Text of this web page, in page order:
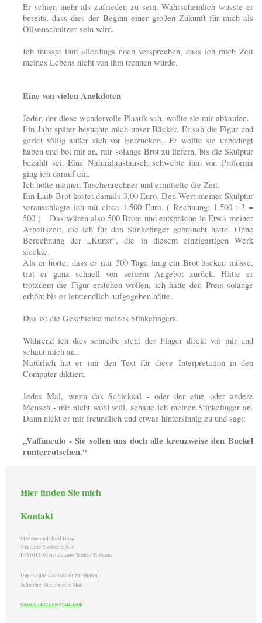
Er schien mehr als zufrieden zu sein. Wahrscheinlich wusste er
bereits, dass dies der Beginn einer großen Zukunft für mich als
Olivenschnitzer sein wird.
Ich musste ihm allerdings noch versprechen, dass ich mich Zeit
meines Lebens nicht von ihm trennen würde.
Eine von vielen Anekdoten
Jeder, der diese wundervolle Plastik sah, wollte sie mir abkaufen.
Ein Jahr später besuchte mich unser Bäcker. Er sah die Figur und
geriet völlig außer sich vor Entzücken.. Er wollte sie unbedingt
haben und bot mir an, mir solange Brot zu liefern, bis die Skulptur
bezahlt sei. Eine Naturalaustausch schwebte ihm vor. Proforma
ging ich darauf ein.
Ich holte meinen Taschenrechner und ermittelte die Zeit.
Ein Laib Brot kostet damals 3,00 Euro. Den Wert meiner Skulptur
veranschlagte ich mit circa 1.500 Euro. ( Rechnung: 1.500 : 3 =
500 ) Das wären also 500 Brote und entspräche in Etwa meiner
Arbeitszeit, die ich für den Stinkefinger gebraucht hatte. Ohne
Berechnung der „Kunst“, die in diesem einzigartigen Werk
steckte.
Als er hörte, dass er mir 500 Tage lang ein Brot backen müsse,
trat er ganz schnell von seinem Angebot zurück. Hätte er
trotzdem die Figur erstehen wollen, ich hätte den Preis solange
erhöht bis er letztendlich aufgegeben hätte.
Das ist die Geschichte meines Stinkefingers.
Während ich dies schreibe steht der Finger direkt vor mir und
schaut mich an..
Natürlich hat er mir den Text für diese Interpretation in den
Computer diktiert.
Jedes Mal, wenn das Schicksal - oder der eine oder andere
Mensch - mir nicht wohl will, schaue ich meinen Stinkefinger an.
Dann nickt er mir freundlich und etwas hintersinnig zu und sagt:
„Vaffanculo - Sie sollen uns doch alle kreuzweise den Buckel
runterrutschen.“
Hier finden Sie mich
Kontakt
Marlene und Rolf Horn
Via delle Piastrelle, 814
I - 51015 Monsummano Terme / Toskana
Um mit uns Kontakt aufzunehmen:
Schreiben Sie uns eine Mail:
Casadellarte.de@gmail.com